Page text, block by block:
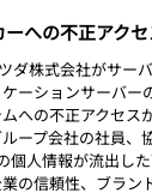
への不正アク
ダ株式会社がサー
ーションサーバー
への不正アクセス
ープ会社の社員、
個人情報が流出し
の信頼性、ブラン